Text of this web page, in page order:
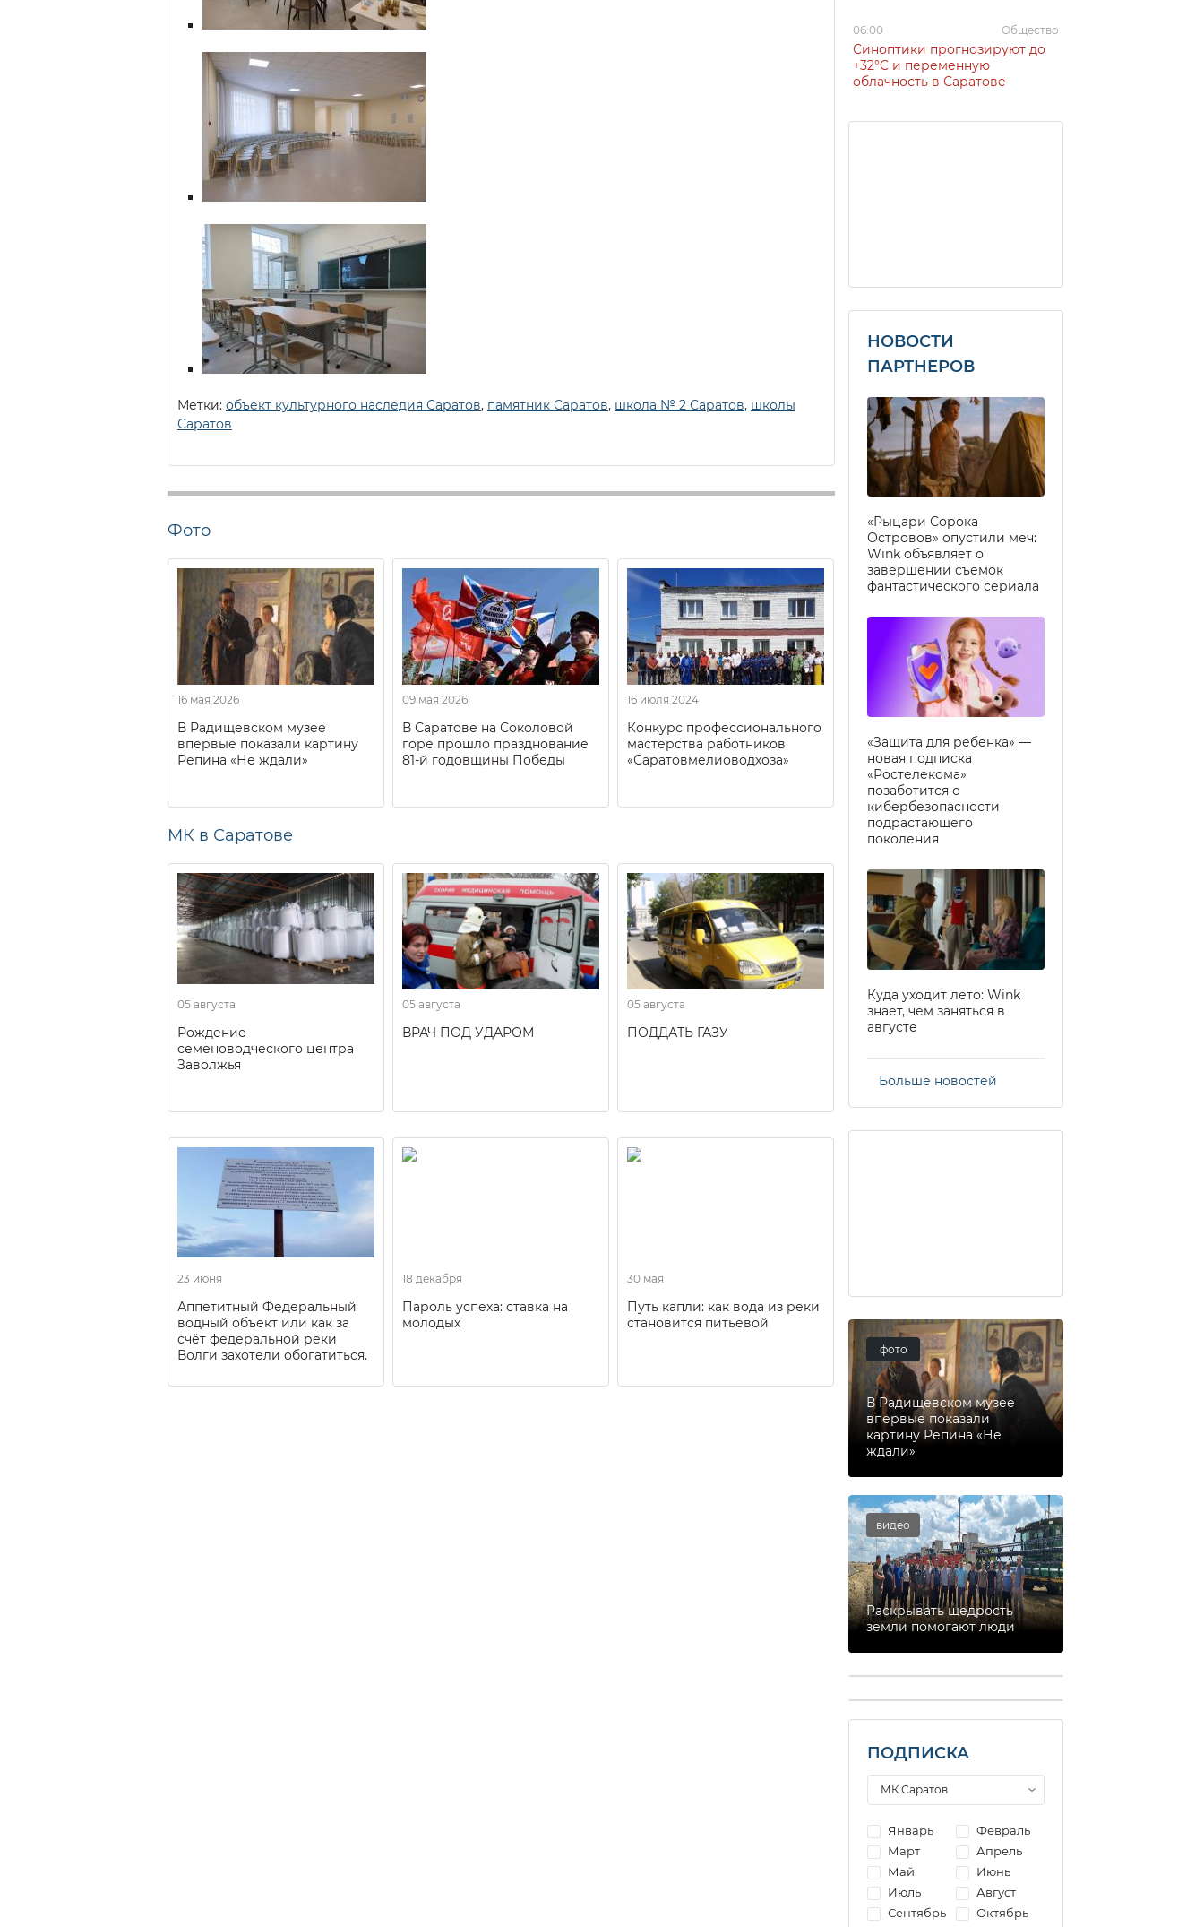
Метки: объект культурного наследия Саратов, памятник Саратов, школа № 2 Саратов, школы
Саратов
Фото
16 мая 2026
В Радищевском музее
впервые показали картину
Репина «Не ждали»
09 мая 2026
В Саратове на Соколовой
горе прошло празднование
81-й годовщины Победы
16 июля 2024
Конкурс профессионального
мастерства работников
«Саратовмелиоводхоза»
МК в Саратове
05 августа
Рождение
семеноводческого центра
Заволжья
05 августа
ВРАЧ ПОД УДАРОМ
05 августа
ПОДДАТЬ ГАЗУ
23 июня
Аппетитный Федеральный
водный объект или как за
счёт федеральной реки
Волги захотели обогатиться.
18 декабря
Пароль успеха: ставка на
молодых
30 мая
Путь капли: как вода из реки
становится питьевой
06:00 Общество
Синоптики прогнозируют до
+32°C и переменную
облачность в Саратове
НОВОСТИ
ПАРТНЕРОВ
«Рыцари Сорока
Островов» опустили меч:
Wink объявляет о
завершении съемок
фантастического сериала
«Защита для ребенка» —
новая подписка
«Ростелекома»
позаботится о
кибербезопасности
подрастающего
поколения
Куда уходит лето: Wink
знает, чем заняться в
августе
Больше новостей
фото
В Радищевском музее
впервые показали
картину Репина «Не
ждали»
видео
Раскрывать щедрость
земли помогают люди
ПОДПИСКА
Январь
Февраль
Март
Апрель
Май
Июнь
Июль
Август
Сентябрь
Октябрь